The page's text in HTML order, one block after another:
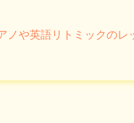
や英語リトミックの